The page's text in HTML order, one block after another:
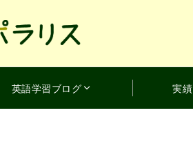
英語学習ブログ 実績